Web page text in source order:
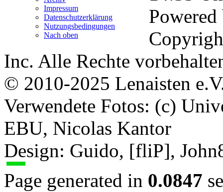
Impressum
Datenschutzerklärung
Nutzungsbedingungen
Nach oben
Inc. Alle Rechte
© 2010-2025 Lenaisten
Verwendete Fotos: (c)
EBU, Nicolas Kantor
Design: Guido, [fliP],
Page generated in 0.0847